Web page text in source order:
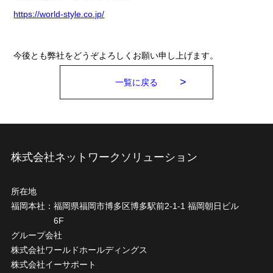
https://world-style.co.jp/
今後とも弊社をどうぞよろしくお願い申し上げます。
一覧に戻る
株式会社ネットワークソリューション
所在地
福岡本社： 福岡県福岡市博多区博多駅前2-1-1 福岡朝日ビル
6F
グループ会社
株式会社ワールドホールディングス
株式会社イーサポート